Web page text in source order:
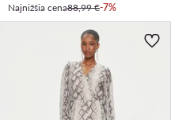
Najnižšia cena88,99 €-7%